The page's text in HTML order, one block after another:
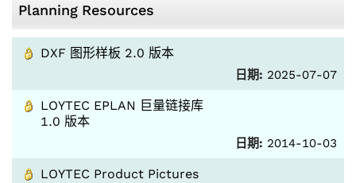
Planning Resources
DXF 图形样板 2.0 版本
日期: 2025-07-07
LOYTEC EPLAN 巨量链接库
1.0 版本
日期: 2014-10-03
LOYTEC Product Pictures